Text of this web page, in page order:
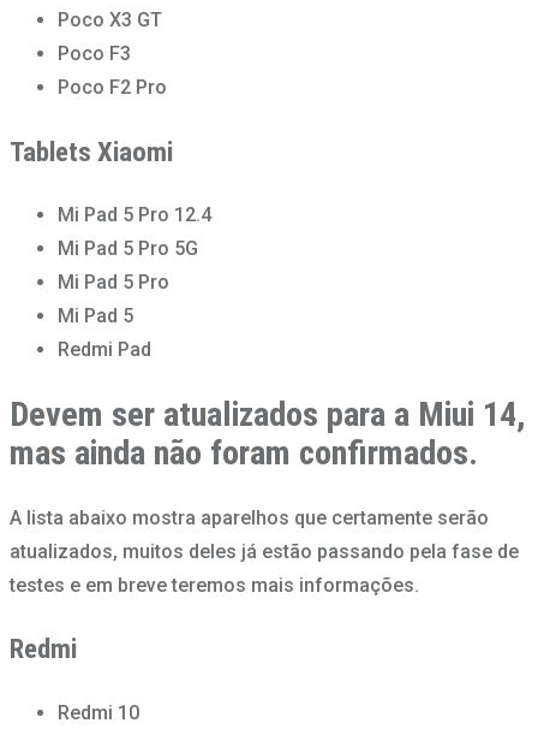
Poco X3 GT
Poco F3
Poco F2 Pro
Tablets Xiaomi
Mi Pad 5 Pro 12.4
Mi Pad 5 Pro 5G
Mi Pad 5 Pro
Mi Pad 5
Redmi Pad
Devem ser atualizados para a Miui 14,
mas ainda não foram confirmados.
A lista abaixo mostra aparelhos que certamente serão
atualizados, muitos deles já estão passando pela fase de
testes e em breve teremos mais informações.
Redmi
Redmi 10